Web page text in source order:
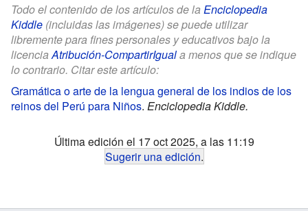
Todo el contenido de los artículos de la Enciclopedia
Kiddle (incluidas las imágenes) se puede utilizar
libremente para fines personales y educativos bajo la
licencia Atribución-CompartirIguala menos que se indique
lo contrario. Citar este artículo:
Gramática o arte de la lengua general de los indios de los
reinos del Perú para Niños. Enciclopedia Kiddle.
Última edición el 17 oct 2025, a las 11:19
Sugerir una edición.